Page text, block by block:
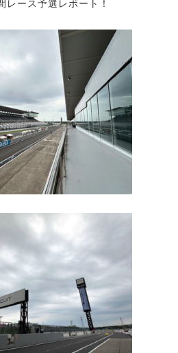
ース予選レポート！